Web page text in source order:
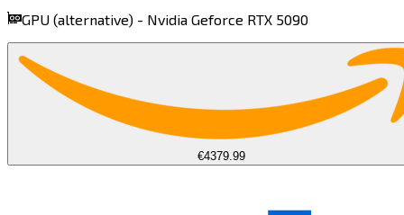
find more oncpus.gg
GPU (alternative) - Nvidia Geforce RTX 5090​​​​‌ ‍ ​‍​‍‌‍ ‌ ​‍‌‍‍‌‌‍‌ ‌‍‍‌‌‍ ‍​‍​‍​ ‍‍​‍​‍‌ ​ ‌‍​‌‌‍ ‍‌‍‍‌‌ ‌​‌ ‍‌​‍ ‍‌‍‍‌‌‍ ​‍​‍​‍ ​​‍​‍‌‍‍​‌ ​‍‌‍‌‌‌‍‌‍​‍​‍​ ‍‍​‍​‍​‍ ‌‍​‌‌‍‌​‌‍ ‌‌‍‍‌‌‍ ‍​‍ ‌‍‍‌‌‍ ‍‌ ‌​‌‍‌‌‌‍ ‍‌ ‌​​‍ ‌‍‌‌‌‍‌​‌‍‍‌‌ ‌​​‍ ‌‍ ‌‌‍ ‌‍‌​‌‍‌‌​ ‌‌ ​​‌ ​‍‌‍‌‌‌ ​ ‌‍‌‌‌‍ ‍‌ ‌​‌‍​‌‌ ‌​‌‍‍‌‌‍ ‌‍ ‍​ ‍ ‌‍‍‌‌‍‌​​ ‌​ ​​​ ‌‌‌‍‌‌‌‍‌​‌‍​ ​ ​​​ ​‌​ ‌‌​‍ ‌​ ​ ​ ‌‌​ ​‌​ ​ ​‍ ‌​ ‌​‌‍​‍​ ​‌​ ‌‌​‍ ‌​ ‍​​ ​ ​ ‌ ‌‍​‍​‍ ‌​ ​‌​ ​‍​ ‌​​ ‌​‌‍​‌​ ​ ‌‍​ ‌‍​‍‌‍​‌‌‍‌​​ ‌​​ ​‍​ ‍ ‌ ‌​‌ ‍‌‌ ​​‌‍‌‌​ ‌‌‍‌ ‌ ​​‌ ‌‌​ ‍ ‌ ​​‌‍​‌‌ ‌​‌‍‍​​ ‌‌‍ ‍‌‍​‌‌‍ ‌‌‍‌‌​ ‌‍​‍‌‍​‌‌ ​ ‌‍‌‌‌‌‌‌‌ ​‍‌‍ ​​ ‌​‍‌‌​ ​‍‌​‌‍‌‍​‌‌‍‌​‌‍ ‌‌‍‍‌‌‍ ‍​‍‌‍‌‍‍‌‌‍‌​​ ‌​ ​​​ ‌‌‌‍‌‌‌‍‌​‌‍​ ​ ​​​ ​‌​ ‌‌​‍ ‌​ ​ ​ ‌‌​ ​‌​ ​ ​‍ ‌​ ‌​‌‍​‍​ ​‌​ ‌‌​‍ ‌​ ‍​​ ​ ​ ‌ ‌‍​‍​‍ ‌​ ​‌​ ​‍​ ‌​​ ‌​‌‍​‌​ ​ ‌‍​ ‌‍​‍‌‍​‌‌‍‌​​ ‌​​ ​‍​‍‌‍‌ ‌​‌ ‍‌‌ ​​‌‍‌‌​ ‌‌‍‌ ‌ ​​‌ ‌‌​‍‌‍‌ ​​‌‍​‌‌ ‌​‌‍‍​​ ‌‌‍ ‍‌‍​‌‌‍ ‌‌‍‌‌​‍‌‍‌ ​​‌‍‌‌‌ ​‍‌ ​ ‌ ​​‌‍‌‌‌‍​ ‌ ‌​‌‍‍‌‌ ‌‍‌‍‌‌​ ‌‌ ​​‌ ‌‌‌‍​‍‌‍ ​‌‍‍‌‌ ​ ‌‍‍​‌‍‌‌‌‍‌​​‍​‍‌ ‌
€4379.99